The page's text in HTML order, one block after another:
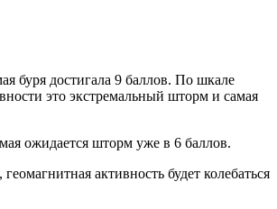
буря достигала 9 баллов. По шкале
это экстремальный шторм и самая
ожидается шторм уже в 6 баллов.
активность будет колебаться